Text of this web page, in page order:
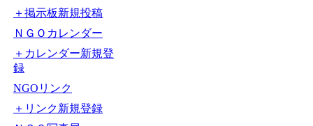
＋掲示板新規投稿
ＮＧＯカレンダー
＋カレンダー新規登
録
NGOリンク
＋リンク新規登録